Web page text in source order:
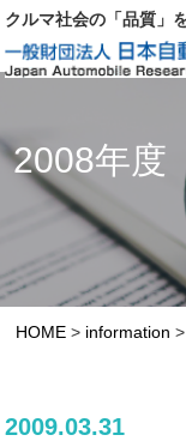
クルマ社会の「品質」
2008年度
HOME > information >
2009.03.31